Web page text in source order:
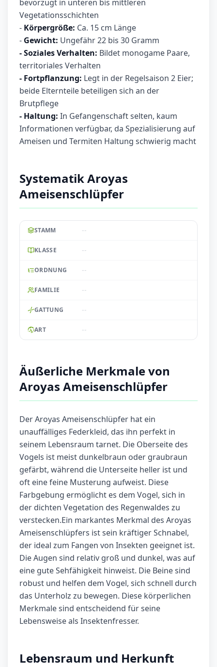
bevorzugt in unteren bis mittleren
Vegetationsschichten
- Körpergröße: Ca. 15 cm Länge
- Gewicht: Ungefähr 22 bis 30 Gramm
- Soziales Verhalten: Bildet monogame Paare,
territoriales Verhalten
- Fortpflanzung: Legt in der Regelsaison 2 Eier;
beide Elternteile beteiligen sich an der
Brutpflege
- Haltung: In Gefangenschaft selten, kaum
Informationen verfügbar, da Spezialisierung auf
Ameisen und Termiten Haltung schwierig macht
Systematik Aroyas
Ameisenschlüpfer
STAMM --
KLASSE --
ORDNUNG --
FAMILIE --
GATTUNG --
ART --
Äußerliche Merkmale von
Aroyas Ameisenschlüpfer
Der Aroyas Ameisenschlüpfer hat ein
unauffälliges Federkleid, das ihn perfekt in
seinem Lebensraum tarnet. Die Oberseite des
Vogels ist meist dunkelbraun oder graubraun
gefärbt, während die Unterseite heller ist und
oft eine feine Musterung aufweist. Diese
Farbgebung ermöglicht es dem Vogel, sich in
der dichten Vegetation des Regenwaldes zu
verstecken.Ein markantes Merkmal des Aroyas
Ameisenschlüpfers ist sein kräftiger Schnabel,
der ideal zum Fangen von Insekten geeignet ist.
Die Augen sind relativ groß und dunkel, was auf
eine gute Sehfähigkeit hinweist. Die Beine sind
robust und helfen dem Vogel, sich schnell durch
das Unterholz zu bewegen. Diese körperlichen
Merkmale sind entscheidend für seine
Lebensweise als Insektenfresser.
Lebensraum und Herkunft